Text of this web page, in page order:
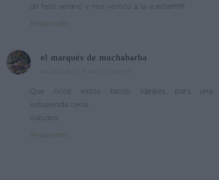
un feliz verano y nos vemos a la vuelta!!!!!!!!!!
Responder
el marqués de muchabarba
Que ricos estos tacos, ideales para una
estupenda cena.
Saludos
Responder